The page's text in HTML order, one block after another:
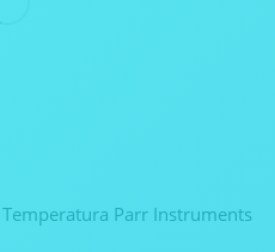
Parr Instruments